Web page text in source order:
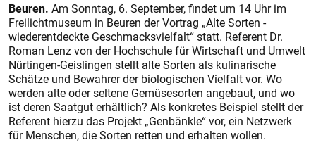
Beuren. Am Sonntag, 6. September, findet um 14 Uhr im
Freilichtmuseum in Beuren der Vortrag „Alte Sorten -
wiederentdeckte Geschmacksvielfalt“ statt. Referent Dr.
Roman Lenz von der Hochschule für Wirtschaft und Umwelt
Nürtingen-Geislingen stellt alte Sorten als kulinarische
Schätze und Bewahrer der biologischen Vielfalt vor. Wo
werden alte oder seltene Gemüsesorten angebaut, und wo
ist deren Saatgut erhältlich? Als konkretes Beispiel stellt der
Referent hierzu das Projekt „Genbänkle“ vor, ein Netzwerk
für Menschen, die Sorten retten und erhalten wollen.